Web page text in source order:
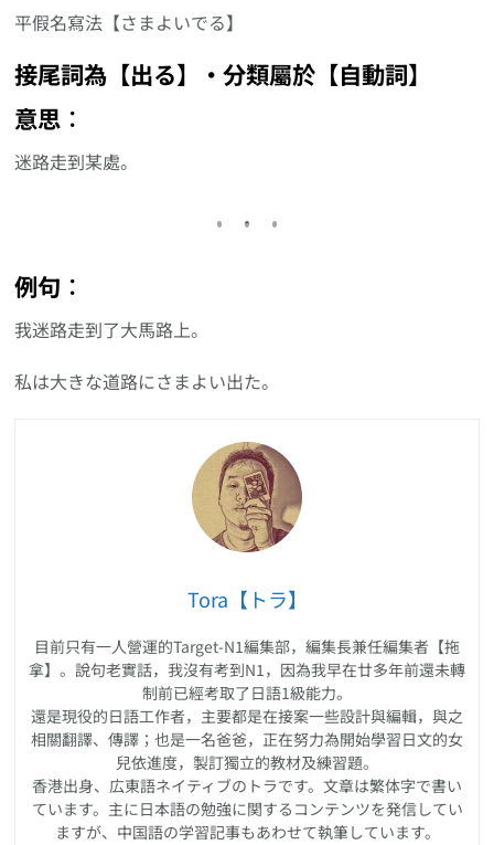
平假名寫法【さまよいでる】
接尾詞為【出る】‧分類屬於【自動詞】
意思︰
迷路走到某處。
例句︰
我迷路走到了大馬路上。
私は大きな道路にさまよい出た。
Tora【トラ】
目前只有一人營運的Target-N1編集部，編集長兼任編集者【拖
拿】。說句老實話，我沒有考到N1，因為我早在廿多年前還未轉
制前已經考取了日語1級能力。
還是現役的日語工作者，主要都是在接案一些設計與編輯，與之
相關翻譯、傳譯；也是一名爸爸，正在努力為開始學習日文的女
兒依進度，製訂獨立的教材及練習題。
香港出身、広東語ネイティブのトラです。文章は繁体字で書い
ています。主に日本語の勉強に関するコンテンツを発信してい
ますが、中国語の学習記事もあわせて執筆しています。